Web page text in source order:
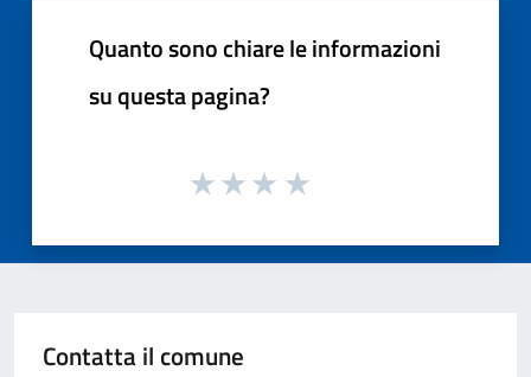
Quanto sono chiare le informazioni
su questa pagina?
Contatta il comune